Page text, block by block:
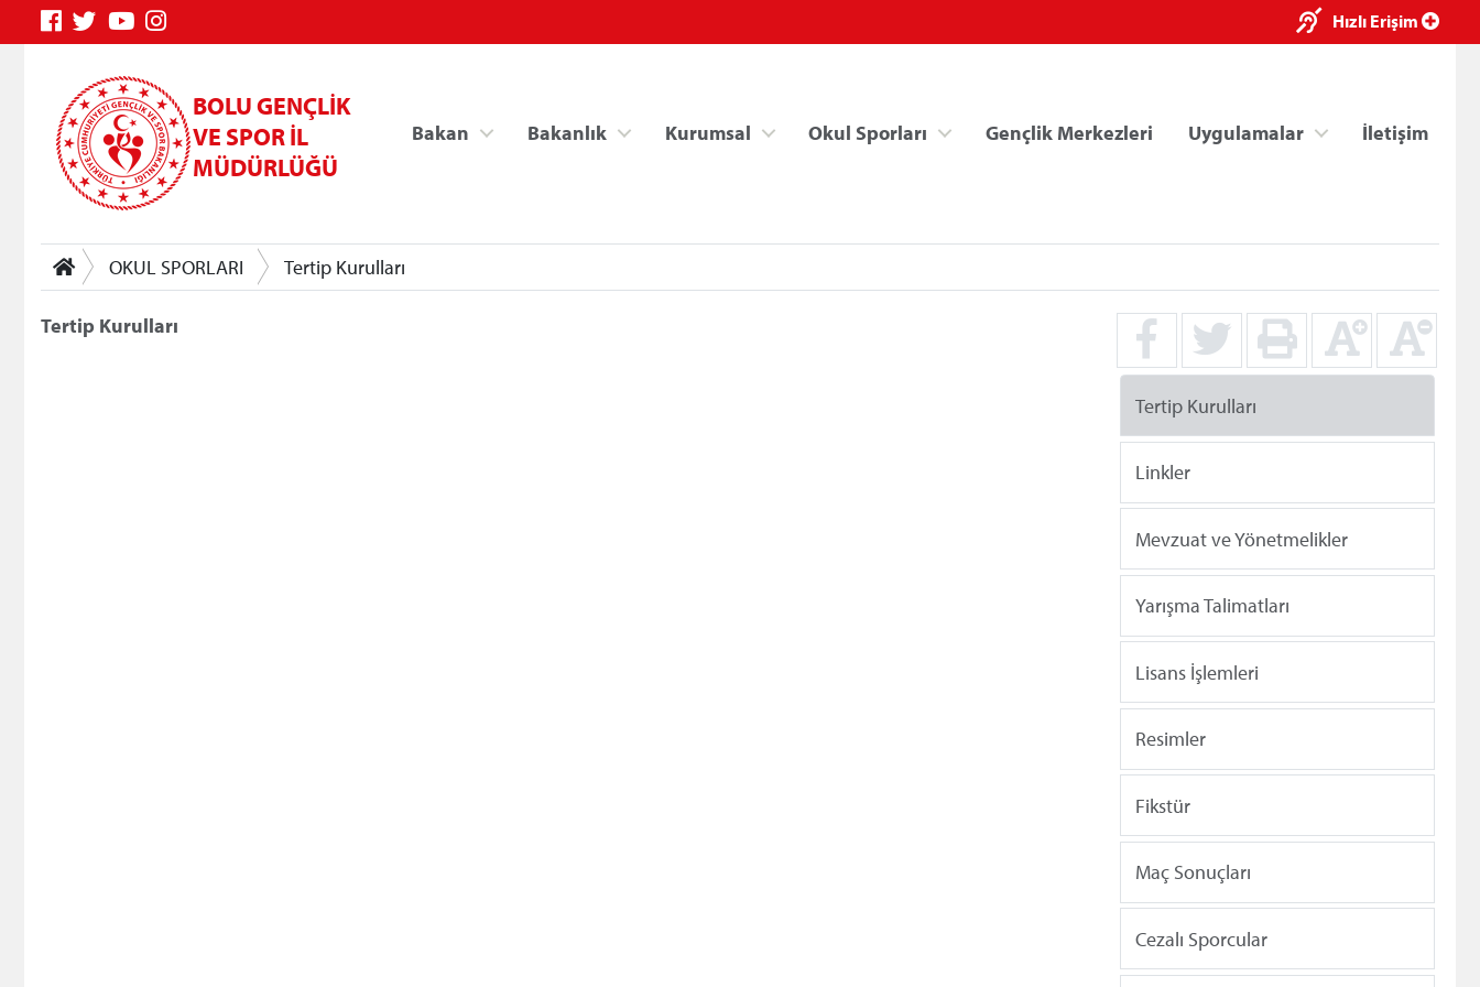
Hızlı Erişim
BOLU GENÇLİK
VE SPOR İL
MÜDÜRLÜĞÜ
Bakan Bakanlık Kurumsal Okul Sporları Gençlik Merkezleri Uygulamalar İletişim
OKUL SPORLARI Tertip Kurulları
Tertip Kurulları
Tertip Kurulları
Linkler
Mevzuat ve Yönetmelikler
Yarışma Talimatları
Lisans İşlemleri
Resimler
Fikstür
Maç Sonuçları
Cezalı Sporcular
×